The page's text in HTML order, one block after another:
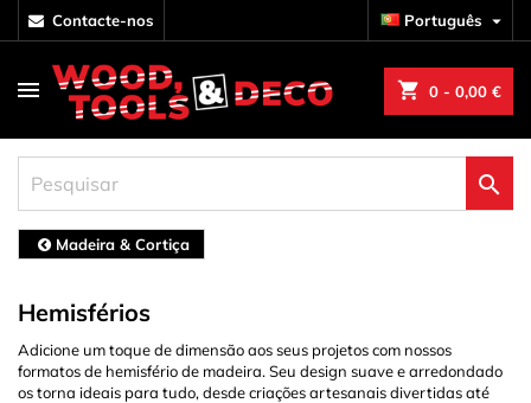
contacte-nos Português 
shopping_cart 0 - 0,00 €

Madeira & Cortiça
Hemisférios
Adicione um toque de dimensão aos seus projetos com nossos
formatos de hemisfério de madeira. Seu design suave e arredondado
os torna ideais para tudo, desde criações artesanais divertidas até